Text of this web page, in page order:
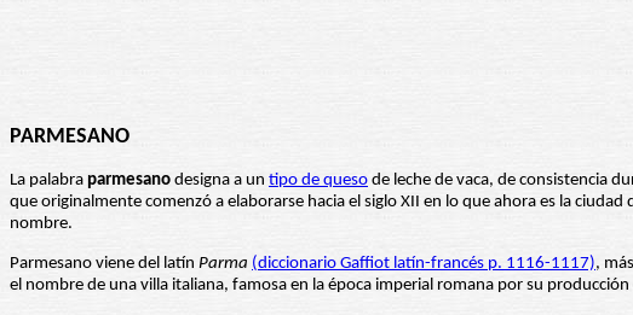
PARMESANO
La palabra parmesano designa a un tipo de queso de leche de vaca, de consistencia
que originalmente comenzó a elaborarse hacia el siglo XII en lo que ahora es la
nombre.
Parmesano viene del latín Parma (diccionario Gaffiot latín-francés p. 1116-1117),
el nombre de una villa italiana, famosa en la época imperial romana por su